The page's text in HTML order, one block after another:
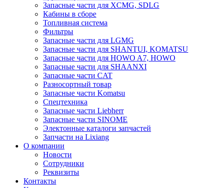
Запасные части для XCMG, SDLG
Кабины в сборе
Топливная система
Фильтры
Запасные части для LGMG
Запасные части для SHANTUI, KOMATSU
Запасные части для HOWO A7, HOWO
Запасные части для SHAANXI
Запасные части CAT
Разносортный товар
Запасные части Komatsu
Спецтехника
Запасные части Liebherr
Запасные части SINOME
Электонные каталоги запчастей
Запчасти на Lixiang
О компании
Новости
Сотрудники
Реквизиты
Контакты